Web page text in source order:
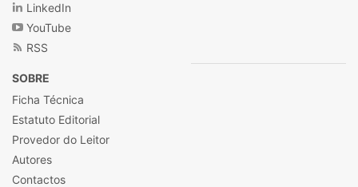
LinkedIn
YouTube
RSS
SOBRE
Ficha Técnica
Estatuto Editorial
Provedor do Leitor
Autores
Contactos